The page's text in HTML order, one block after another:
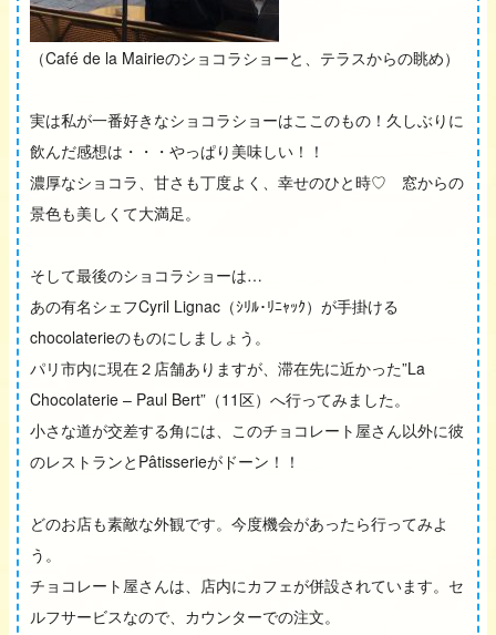
（Café de la Mairieのショコラショーと、テラスからの眺め）
実は私が一番好きなショコラショーはここのもの！久しぶりに
飲んだ感想は・・・やっぱり美味しい！！
濃厚なショコラ、甘さも丁度よく、幸せのひと時♡ 窓からの
景色も美しくて大満足。
そして最後のショコラショーは…
あの有名シェフCyril Lignac（ｼﾘﾙ･ﾘﾆｬｯｸ）が手掛ける
chocolaterieのものにしましょう。
パリ市内に現在２店舗ありますが、滞在先に近かった”La
Chocolaterie – Paul Bert”（11区）へ行ってみました。
小さな道が交差する角には、このチョコレート屋さん以外に彼
のレストランとPâtisserieがドーン！！
どのお店も素敵な外観です。今度機会があったら行ってみよ
う。
チョコレート屋さんは、店内にカフェが併設されています。セ
ルフサービスなので、カウンターでの注文。